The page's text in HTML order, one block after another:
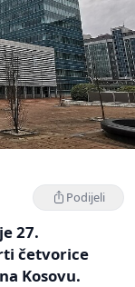
Podijeli
27.
četvorice
Kosovu.